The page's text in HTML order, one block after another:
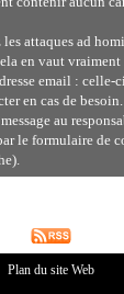
attaques ad
en vaut
email : celle-
en cas de besoin.
au
le formulaire de
Plan du site Web